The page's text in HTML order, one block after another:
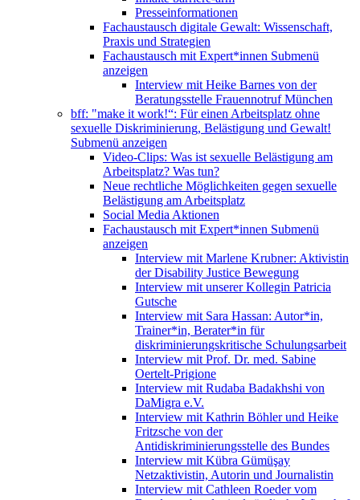
Presseinformationen
Fachaustausch digitale Gewalt: Wissenschaft,
Praxis und Strategien
Fachaustausch mit Expert*innen Submenü
anzeigen
Interview mit Heike Barnes von der
Beratungsstelle Frauennotruf München
bff: "make it work!“: Für einen Arbeitsplatz ohne
sexuelle Diskriminierung, Belästigung und Gewalt!
Submenü anzeigen
Video-Clips: Was ist sexuelle Belästigung am
Arbeitsplatz? Was tun?
Neue rechtliche Möglichkeiten gegen sexuelle
Belästigung am Arbeitsplatz
Social Media Aktionen
Fachaustausch mit Expert*innen Submenü
anzeigen
Interview mit Marlene Krubner: Aktivistin
der Disability Justice Bewegung
Interview mit unserer Kollegin Patricia
Gutsche
Interview mit Sara Hassan: Autor*in,
Trainer*in, Berater*in für
diskriminierungskritische Schulungsarbeit
Interview mit Prof. Dr. med. Sabine
Oertelt-Prigione
Interview mit Rudaba Badakhshi von
DaMigra e.V.
Interview mit Kathrin Böhler und Heike
Fritzsche von der
Antidiskriminierungsstelle des Bundes
Interview mit Kübra Gümüşay
Netzaktivistin, Autorin und Journalistin
Interview mit Cathleen Roeder vom